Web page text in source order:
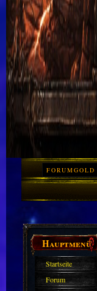
Hauptmenü
Startseite
Forum